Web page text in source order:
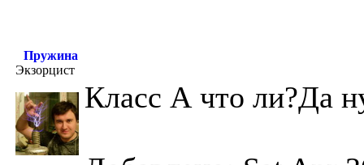
Пружина
Экзорцист
Класс А что ли?Да